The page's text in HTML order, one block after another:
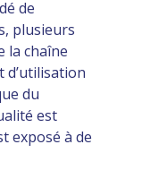
de
plusieurs
la chaîne
d’utilisation
du
est
exposé à de